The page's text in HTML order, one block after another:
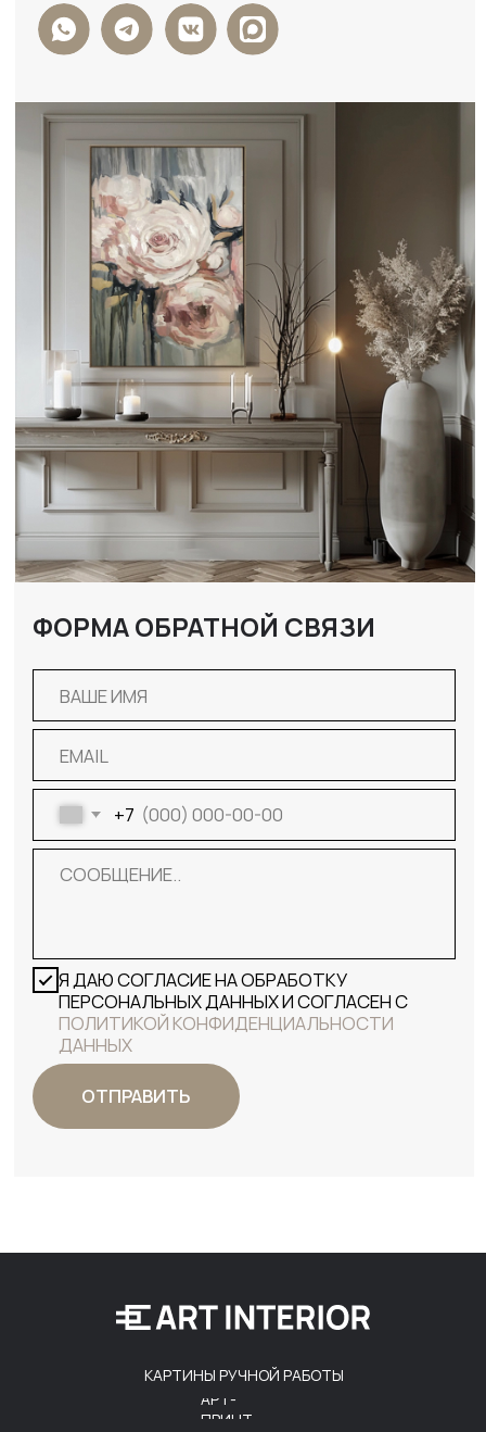
+7
Я ДАЮ СОГЛАСИЕ НА ОБРАБОТКУ
ПЕРСОНАЛЬНЫХ ДАННЫХ И СОГЛАСЕН С
ПОЛИТИКОЙ КОНФИДЕНЦИАЛЬНОСТИ
ДАННЫХ
ОТПРАВИТЬ
ФОРМА ОБРАТНОЙ СВЯЗИ
КАРТИНЫ РУЧНОЙ РАБОТЫ
АРТ-
ПРИНТ